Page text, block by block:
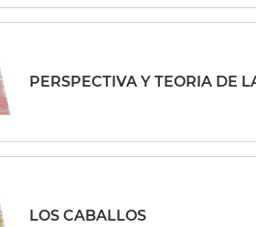
PERSPECTIVA Y TEORIA DE
LOS CABALLOS